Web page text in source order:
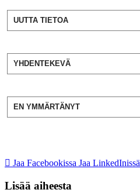
UUTTA TIETOA
YHDENTEKEVÄ
EN YMMÄRTÄNYT
Jaa Facebookissa Jaa LinkedInissä
Lisää aiheesta